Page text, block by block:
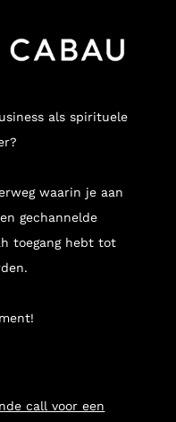
als spirituele
waarin je aan
gechannelde
toegang hebt tot
call voor een